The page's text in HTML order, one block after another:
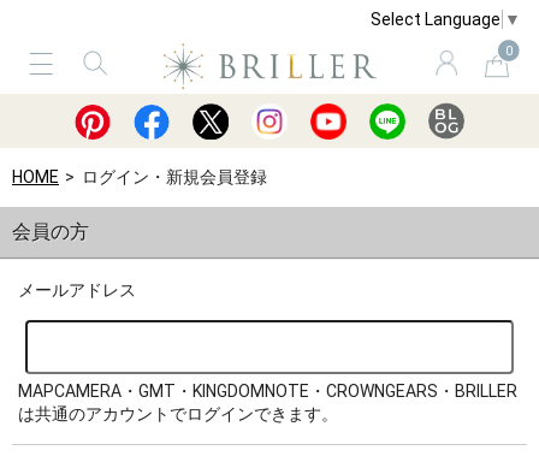
Select Language ▼
0
サービス ショッピングガイド 買取
HOME ログイン・新規会員登録
会員の方
メールアドレス
MAPCAMERA・GMT・KINGDOMNOTE・CROWNGEARS・BRILLER
は共通のアカウントでログインできます。